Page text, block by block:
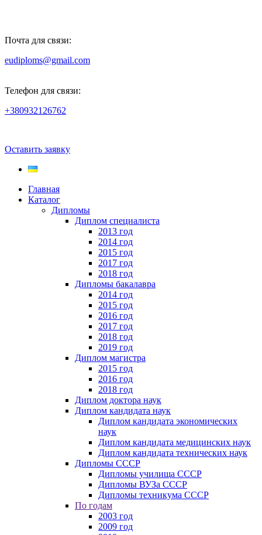
Почта для связи:
eudiploms@gmail.com
Телефон для связи:
+380932126762
Оставить заявку
Главная
Каталог
Дипломы
Диплом специалиста
2013 год
2014 год
2015 год
2017 год
2018 год
Дипломы бакалавра
2014 год
2015 год
2016 год
2017 год
2018 год
2019 год
Диплом магистра
2015 год
2016 год
2018 год
Диплом доктора наук
Диплом кандидата наук
Диплом кандидата экономических
наук
Диплом кандидата медицинских наук
Диплом кандидата технических наук
Дипломы СССР
Дипломы училища СССР
Дипломы ВУЗа СССР
Дипломы техникума СССР
По годам
2003 год
2009 год